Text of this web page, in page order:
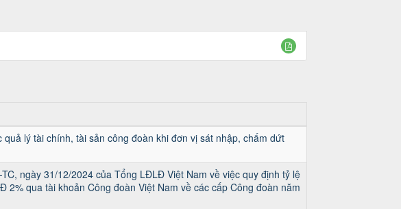
quả lý tài chính, tài sản công đoàn khi đơn vị sát nhập, chấm dứt
ngày 31/12/2024 của Tổng LĐLĐ Việt Nam về việc quy định tỷ lệ
2% qua tài khoản Công đoàn Việt Nam về các cấp Công đoàn năm